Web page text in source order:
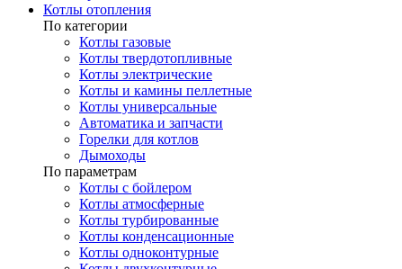
Котлы отопления
По категории
Котлы газовые
Котлы твердотопливные
Котлы электрические
Котлы и камины пеллетные
Котлы универсальные
Автоматика и запчасти
Горелки для котлов
Дымоходы
По параметрам
Котлы с бойлером
Котлы атмосферные
Котлы турбированные
Котлы конденсационные
Котлы одноконтурные